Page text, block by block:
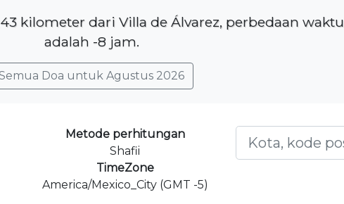
kilometer dari Villa de Álvarez, perbedaan waktu
adalah -8 jam.
Doa untuk Agustus 2026
Metode perhitungan
Shafii
TimeZone
America/Mexico_City (GMT -5)